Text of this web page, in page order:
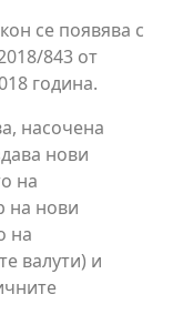
се появява с
843 от
година.
насочена
нови
на
на нови
на
валути) и